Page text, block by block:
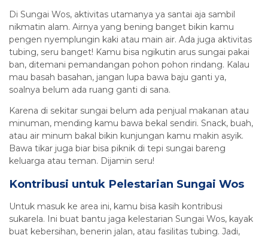
Di Sungai Wos, aktivitas utamanya ya santai aja sambil
nikmatin alam. Airnya yang bening banget bikin kamu
pengen nyemplungin kaki atau main air. Ada juga aktivitas
tubing, seru banget! Kamu bisa ngikutin arus sungai pakai
ban, ditemani pemandangan pohon pohon rindang. Kalau
mau basah basahan, jangan lupa bawa baju ganti ya,
soalnya belum ada ruang ganti di sana.
Karena di sekitar sungai belum ada penjual makanan atau
minuman, mending kamu bawa bekal sendiri. Snack, buah,
atau air minum bakal bikin kunjungan kamu makin asyik.
Bawa tikar juga biar bisa piknik di tepi sungai bareng
keluarga atau teman. Dijamin seru!
Kontribusi untuk Pelestarian Sungai Wos
Untuk masuk ke area ini, kamu bisa kasih kontribusi
sukarela. Ini buat bantu jaga kelestarian Sungai Wos, kayak
buat kebersihan, benerin jalan, atau fasilitas tubing. Jadi,